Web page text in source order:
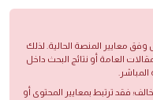
معايير المنصة الحالية. لذلك
العامة أو نتائج البحث داخل
فقد ترتبط بمعايير المحتوى أو